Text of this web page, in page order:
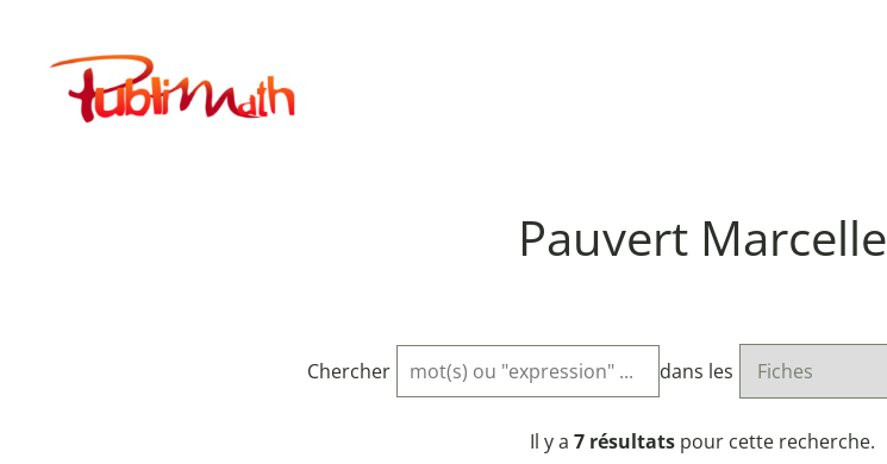
contenuPublimath
Pauvert Marcelle
Chercher dans les
Il y a 7 résultats pour cette recherche.